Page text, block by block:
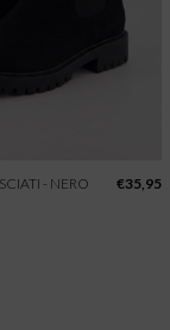
- NERO €35,95